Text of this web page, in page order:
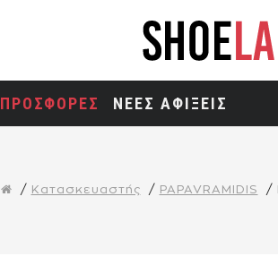
ΠΡΟΣΦΟΡΕΣ ΝΕΕΣ ΑΦΙΞΕΙΣ
Κατασκευαστής PAPAVRAMIDIS